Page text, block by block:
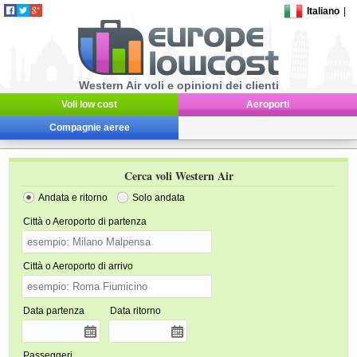
Italiano
Western Air voli e opinioni dei clienti
Voli low cost Aeroporti
Compagnie aeree
Cerca voli Western Air
Andata e ritorno Solo andata
Città o Aeroporto di partenza
Città o Aeroporto di arrivo
Data partenza Data ritorno